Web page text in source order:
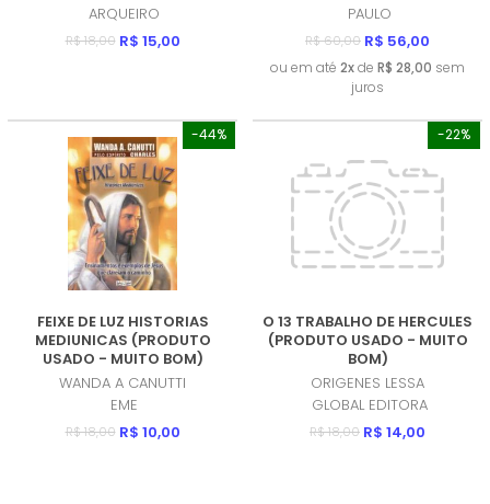
ARQUEIRO
R$ 18,00 R$ 15,00
PAULO
R$ 60,00 R$ 56,00
ou em até 2xde R$ 28,00 sem
juros
-44%
FEIXE DE LUZ HISTORIAS
MEDIUNICAS (PRODUTO
USADO - MUITO BOM)
WANDA A CANUTTI
EME
R$ 18,00 R$ 10,00
-22%
O 13 TRABALHO DE HERCULES
(PRODUTO USADO - MUITO
BOM)
ORIGENES LESSA
GLOBAL EDITORA
R$ 18,00 R$ 14,00